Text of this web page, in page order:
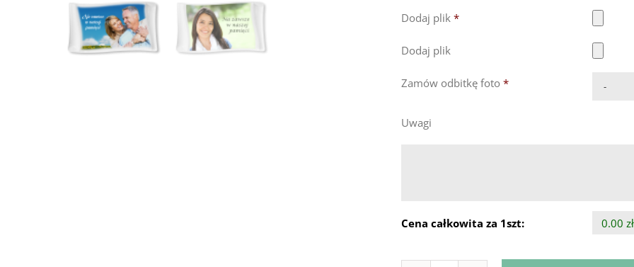
Dodaj plik *
Dodaj plik
Zamów odbitkę foto *
Uwagi
Cena całkowita za 1szt: 0.00 zł